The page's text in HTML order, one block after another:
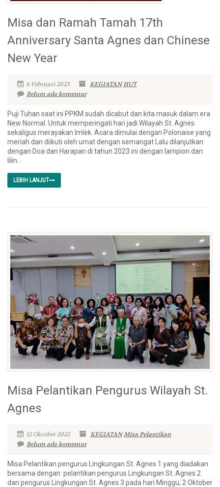
Misa dan Ramah Tamah 17th
Anniversary Santa Agnes dan Chinese
New Year
6 Februari 2023 KEGIATANHUT
Belum ada komentar
Puji Tuhan saat ini PPKM sudah dicabut dan kita masuk dalam era
New Normal. Untuk memperingati hari jadi Wilayah St. Agnes
sekaligus merayakan Imlek. Acara dimulai dengan Polonaise yang
meriah dan diikuti oleh umat dengan semangat Lalu dilanjutkan
dengan Doa dan Harapan di tahun 2023 ini dengan lampion dan
lilin...
LEBIH LANJUT
Misa Pelantikan Pengurus Wilayah St.
Agnes
12 Oktober 2022 KEGIATANMisa Pelantikan
Belum ada komentar
Misa Pelantikan pengurus Lingkungan St. Agnes 1 yang diadakan
bersama dengan pelantikan pengurus Lingkungan St. Agnes 2
dan pengurus Lingkungan St. Agnes 3 pada hari Minggu, 2 Oktober